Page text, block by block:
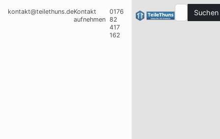
kontakt@teilethuns.deKontakt
aufnehmen
0176
82
417
162
Suchen